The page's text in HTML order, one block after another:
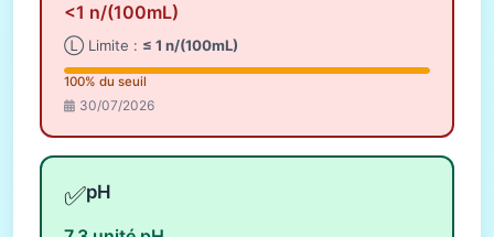
<1 n/(100mL)
Ⓛ Limite : ≤ 1 n/(100mL)
100% du seuil
30/07/2026
✅pH